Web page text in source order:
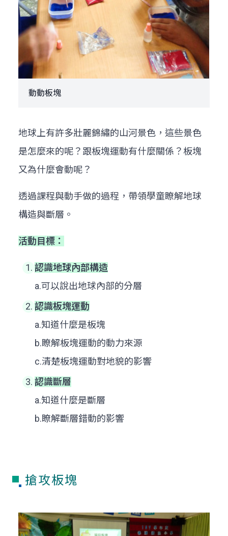
動動板塊
地球上有許多壯麗錦繡的山河景色，這些景色
是怎麼來的呢？跟板塊運動有什麼關係？板塊
又為什麼會動呢？
透過課程與動手做的過程，帶領學童瞭解地球
構造與斷層。
活動目標：
認識地球內部構造
a.可以說出地球內部的分層
認識板塊運動
a.知道什麼是板塊
b.瞭解板塊運動的動力來源
c.清楚板塊運動對地貌的影響
認識斷層
a.知道什麼是斷層
b.瞭解斷層錯動的影響
搶攻板塊